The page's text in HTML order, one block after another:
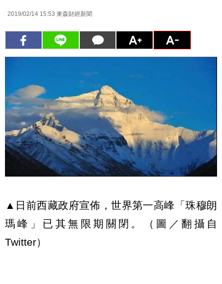
2019/02/14 15:53 東森財經新聞
▲日前西藏政府宣佈，世界第一高峰「珠穆朗
瑪峰」已其無限期關閉。（圖／翻攝自
Twitter）